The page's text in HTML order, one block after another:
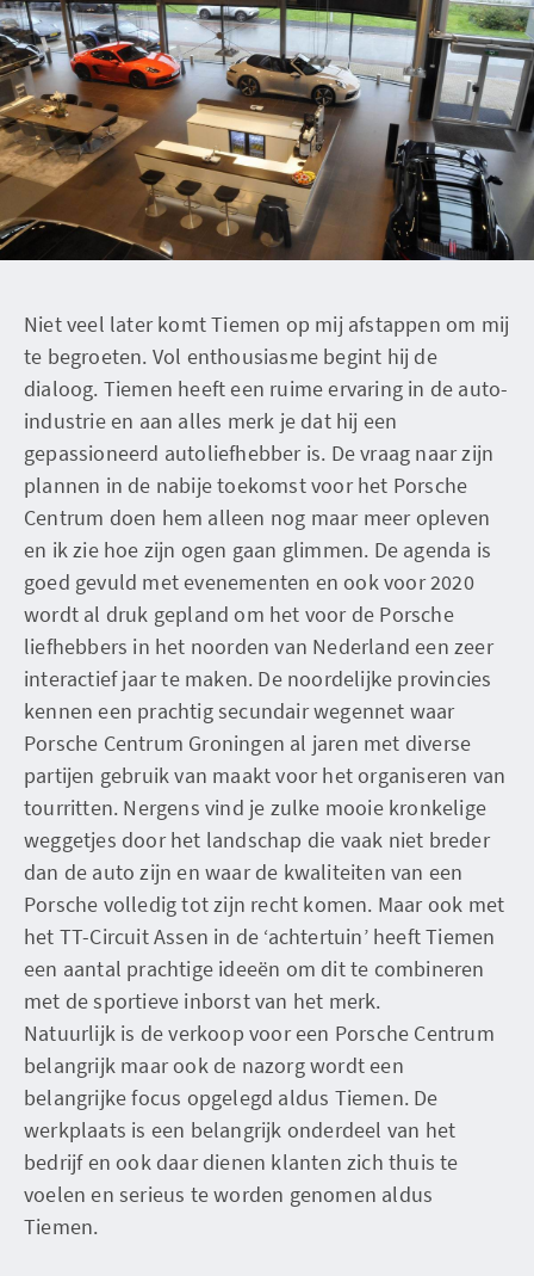
Niet veel later komt Tiemen op mij afstappen om mij
te begroeten. Vol enthousiasme begint hij de
dialoog. Tiemen heeft een ruime ervaring in de auto-
industrie en aan alles merk je dat hij een
gepassioneerd autoliefhebber is. De vraag naar zijn
plannen in de nabije toekomst voor het Porsche
Centrum doen hem alleen nog maar meer opleven
en ik zie hoe zijn ogen gaan glimmen. De agenda is
goed gevuld met evenementen en ook voor 2020
wordt al druk gepland om het voor de Porsche
liefhebbers in het noorden van Nederland een zeer
interactief jaar te maken. De noordelijke provincies
kennen een prachtig secundair wegennet waar
Porsche Centrum Groningen al jaren met diverse
partijen gebruik van maakt voor het organiseren van
tourritten. Nergens vind je zulke mooie kronkelige
weggetjes door het landschap die vaak niet breder
dan de auto zijn en waar de kwaliteiten van een
Porsche volledig tot zijn recht komen. Maar ook met
het TT-Circuit Assen in de ‘achtertuin’ heeft Tiemen
een aantal prachtige ideeën om dit te combineren
met de sportieve inborst van het merk.
Natuurlijk is de verkoop voor een Porsche Centrum
belangrijk maar ook de nazorg wordt een
belangrijke focus opgelegd aldus Tiemen. De
werkplaats is een belangrijk onderdeel van het
bedrijf en ook daar dienen klanten zich thuis te
voelen en serieus te worden genomen aldus
Tiemen.